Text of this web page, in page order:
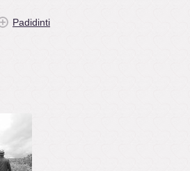
Padidinti